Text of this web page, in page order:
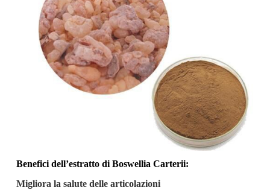
Benefici dell’estratto di Boswellia Carterii:
Migliora la salute delle articolazioni